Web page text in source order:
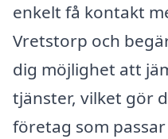
enkelt få kontakt
Vretstorp och
dig möjlighet att
tjänster, vilket gör
företag som